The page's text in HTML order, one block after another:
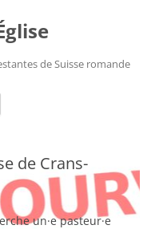
de Suisse romande
de Crans-
un·e pasteur·e